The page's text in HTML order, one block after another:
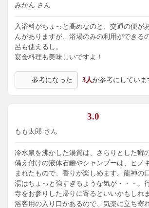
みかん さん
入浴料がちょっと高めなのと、交通の便が
んがありますが、浴場のみの利用ができる
呂も使えるし。
宴会料理も美味しいですよ！
参考になった 3人が参考にしていま
3.0
もも太郎 さん
冷水泉を沸かした湯質は、さらりとした癖
備え付けの液体石鹸やシャンプーは、ヒノ
まれたもので、香りが楽しめます。龍神の
湯はちょっと強すぎるような気が・・・。
寺をお参りした帰りに寄るといいかもしれ
浴客用の入り口があるので、気楽に立ち寄